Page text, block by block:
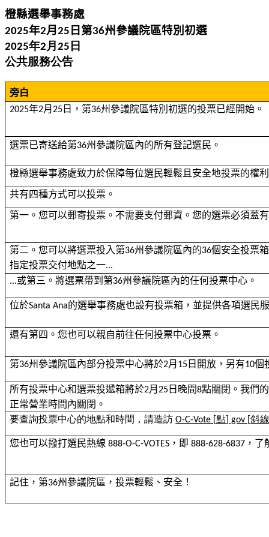
橙縣選舉事務處
2025年2月 25 日第36州參議院區特別初選
2025年2 月 25 日
公共服務公告
旁白
2025年2月 25 日，第36州參議院區特別初選的投票已經開始。
選票已寄送給第36州參議院區內的所有登記選民。
橙縣選舉事務處致力於保障每位選民輕鬆且安全地投票的權
共有四種方式可以投票。
第一。您可以郵寄投票。不需要支付郵資。您的選票必須蓋有
第二。您可以將選票投入第36州參議院區內的36個安全投票
指定投票交付地點之一...
...或第三。將選票帶到第36州參議院區內的任何投票中心。
位於Santa Ana的選舉事務處也設有投票箱，並提供各項選民
還有第四。您也可以親自前往任何投票中心投票。
第36州參議院區內部分投票中心將於2月 15 日開放，另有10個
所有投票中心和選票投遞箱將於2月 25 日晚間8點關閉。我們的
正常營業時間內關閉。
要查詢投票中心的地點和時間，請造訪 O-C-Vote [點 ] gov [斜
您也可以撥打選民熱線 888-O-C-VOTES ，即 888-628-6837 ，了
記住，第36州參議院區，投票輕鬆、安全！